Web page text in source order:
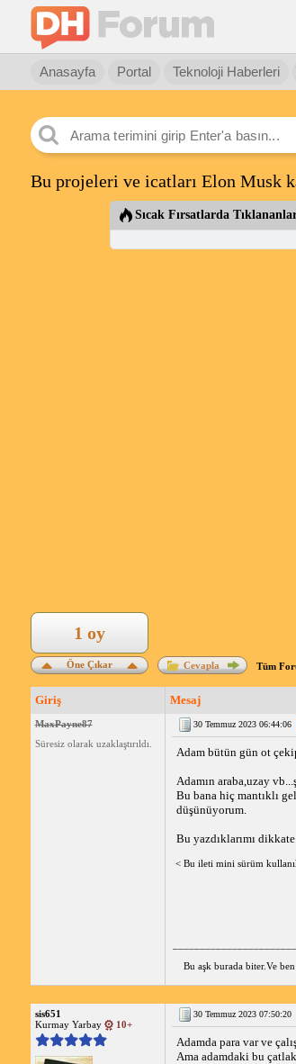
Anasayfa Portal Teknoloji Haberleri
Bu projeleri ve icatları Elon Musk
Sıcak Fırsatlarda
Öne Çıkar
1 oy
Cevapla Tüm
Giriş Mesaj
MaxPayne87
Süresiz olarak uzaklaştırıldı.
30 Temmuz 2023 06:44:06
Adam bütün gün ot
Adamın araba,uzay
Bu bana hiç mantıklı
düşünüyorum.
Bu yazdıklarımı
< Bu ileti mini sürüm
Bu aşk burada biter.Ve
sis651
Kurmay Yarbay
10+
30 Temmuz 2023 07:50:20
Adamda para var ve
Ama adamdaki bu